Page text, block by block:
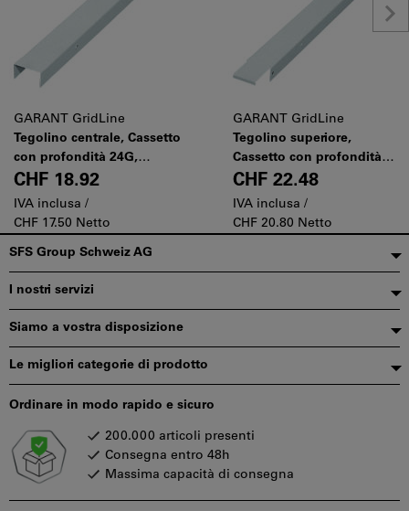
GARANT GridLine
Tegolino centrale, Cassetto
con profondità 24G,
Modello: 1
CHF 18.92
IVA inclusa /
CHF 17.50 Netto
GARANT GridLine
Tegolino superiore,
Cassetto con profondità
20G, Modello: 1
CHF 22.48
IVA inclusa /
CHF 20.80 Netto
Piè
di
pagina
SFS Group Schweiz AG
I nostri servizi
Siamo a vostra disposizione
Le migliori categorie di prodotto
Ordinare in modo rapido e sicuro
200.000 articoli presenti
Consegna entro 48h
Massima capacità di consegna